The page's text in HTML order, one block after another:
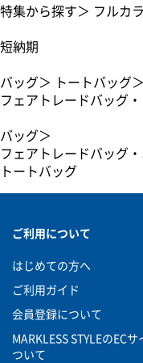
特集から探す＞ フルカ
短納期
バッグ＞ トートバッグ＞
フェアトレードバッグ
バッグ＞
フェアトレードバッグ
トートバッグ
ご利用について
はじめての方へ
ご利用ガイド
会員登録について
MARKLESS STYLEのECサ
ついて